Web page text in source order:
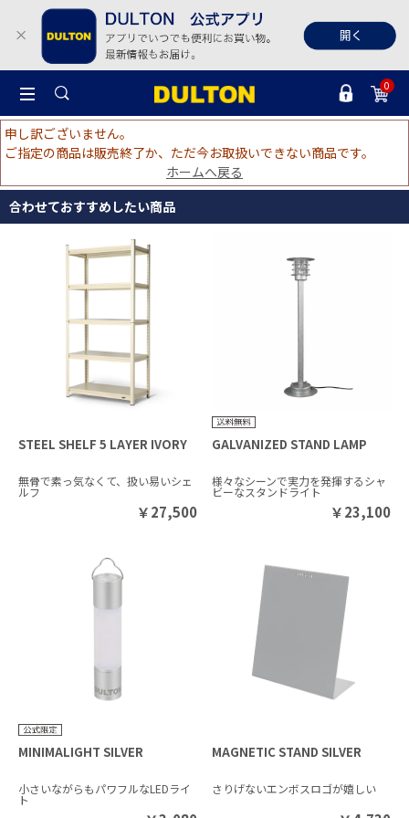
0
申し訳ございません。
ご指定の商品は販売終了か、ただ今お取扱いできない商品です。
ホームへ戻る
合わせておすすめしたい商品
STEEL SHELF 5 LAYER IVORY
無骨で素っ気なくて、扱い易いシェ
ルフ
￥27,500
GALVANIZED STAND LAMP
様々なシーンで実力を発揮するシャ
ビーなスタンドライト
￥23,100
MINIMALIGHT SILVER
小さいながらもパワフルなLEDライ
ト
MAGNETIC STAND SILVER
さりげないエンボスロゴが嬉しい